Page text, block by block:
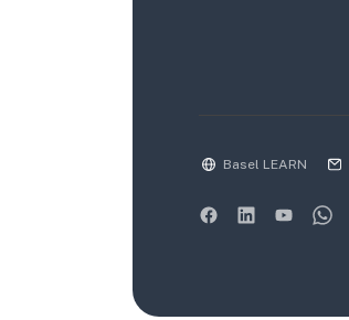
Basel LEARN